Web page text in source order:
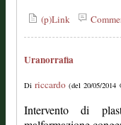
(p)Link
Uranorrafia
Di riccardo (del 20/05/2014
Intervento di